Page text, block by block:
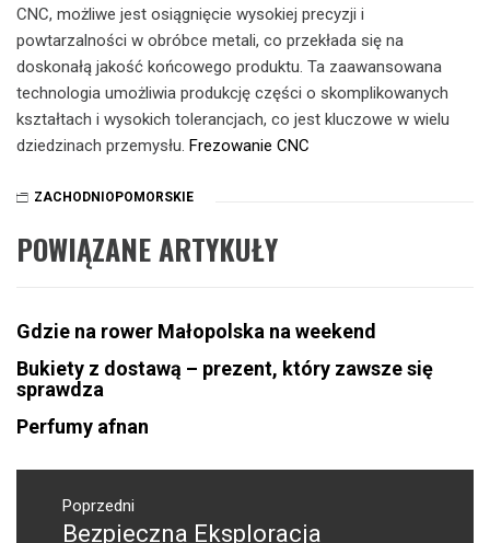
CNC, możliwe jest osiągnięcie wysokiej precyzji i
powtarzalności w obróbce metali, co przekłada się na
doskonałą jakość końcowego produktu. Ta zaawansowana
technologia umożliwia produkcję części o skomplikowanych
kształtach i wysokich tolerancjach, co jest kluczowe w wielu
dziedzinach przemysłu. Frezowanie CNC
ZACHODNIOPOMORSKIE
POWIĄZANE ARTYKUŁY
Gdzie na rower Małopolska na weekend
Bukiety z dostawą – prezent, który zawsze się
sprawdza
Perfumy afnan
Nawigacja
wpisuPoprzedni
Poprzedni
Bezpieczna Eksploracja